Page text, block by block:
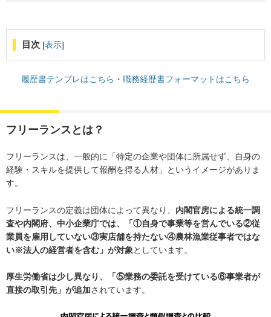
目次 [表示]
履歴書テンプレはこちら ・ 職務経歴書フォーマットはこちら
フリーランスとは？
フリーランスは、一般的に「特定の企業や団体に所属せず、自身の
経験・スキルを提供して報酬を得る人材」というイメージがありま
す。
フリーランスの定義は団体によって異なり、 内閣官房による統一調
査や内閣府、中小企業庁では、「①自身で事業等を営んでいる②従
業員を雇用していない③実店舗を持たない④農林漁業従事者ではな
い※法人の経営者を含む」が対象としています。
厚生労働省は少し異なり、「⑤業務の委託を受けている⑥事業者が
直接の取引先」が追加されています。